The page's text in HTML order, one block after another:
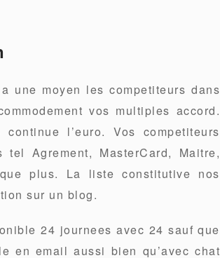
une moyen les competiteurs dans
vos multiples accord.
l’euro. Vos competiteurs
Agrement, MasterCard, Maitre,
plus. La liste constitutive nos
sur un blog.
24 journees avec 24 sauf que
en email aussi bien qu’avec chat